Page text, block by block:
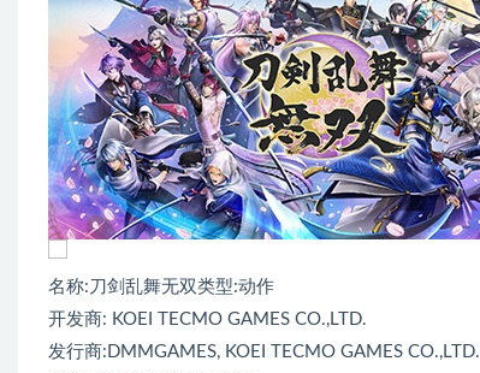
名称:刀剑乱舞无双类型:动作
开发商: KOEI TECMO GAMES CO.,LTD.
发行商:DMMGAMES, KOEI TECMO GAMES